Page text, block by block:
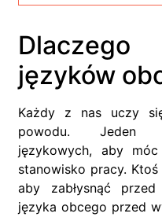
języków
Każdy z nas uczy
powodu. Jeden
językowych, aby
stanowisko pracy.
aby zabłysnąć
języka obcego przed